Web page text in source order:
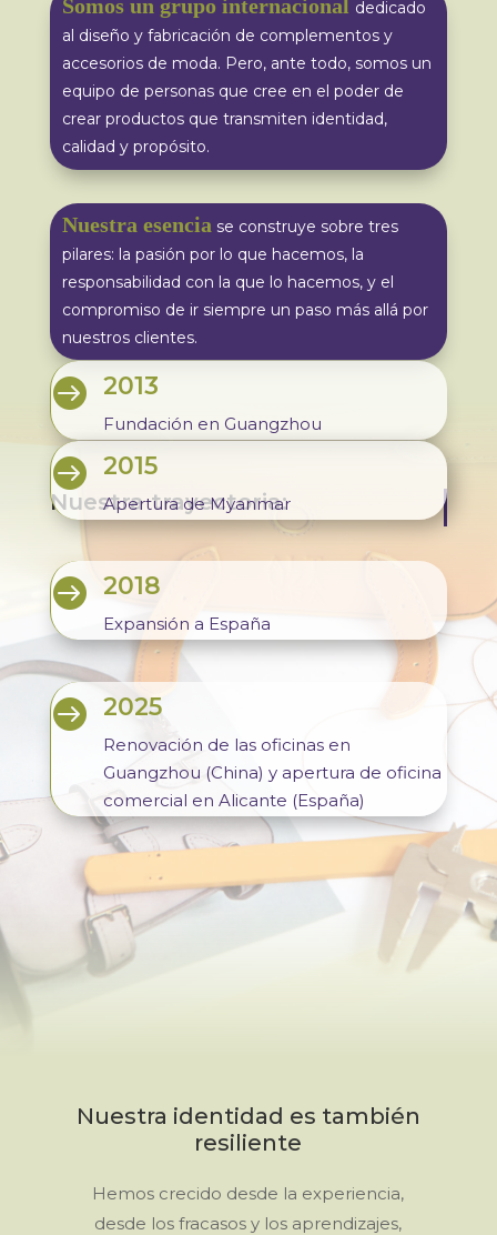
Somos un grupo internacional dedicado
al diseño y fabricación de complementos y
accesorios de moda. Pero, ante todo, somos un
equipo de personas que cree en el poder de
crear productos que transmiten identidad,
calidad y propósito.
Nuestra esenciase construye sobre tres
pilares: la pasión por lo que hacemos, la
responsabilidad con la que lo hacemos, y el
compromiso de ir siempre un paso más allá por
nuestros clientes.
Nuestra trayectoria:
 2013
Fundación en Guangzhou
 2015
Apertura de Myanmar
 2018
Expansión a España
 2025
Renovación de las oficinas en
Guangzhou (China) y apertura de oficina
comercial en Alicante (España)
Nuestra identidad es también
resiliente
Hemos crecido desde la experiencia,
desde los fracasos y los aprendizajes,